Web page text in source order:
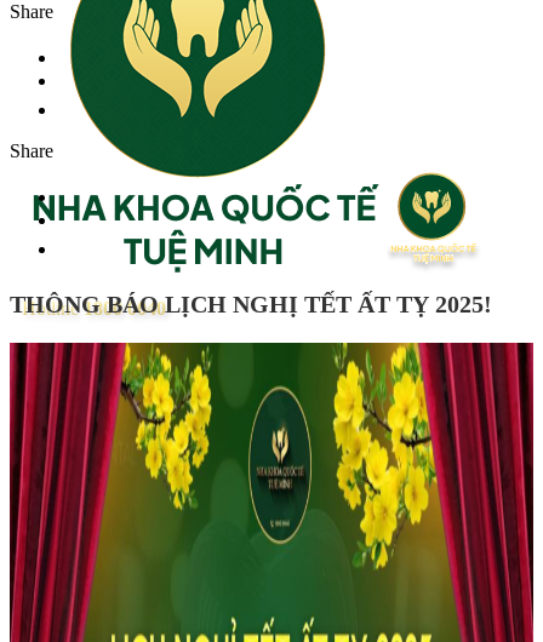
Hotline1800 0040
Share
Share
THÔNG BÁO LỊCH NGHỊ TẾT ẤT TỴ 2025!